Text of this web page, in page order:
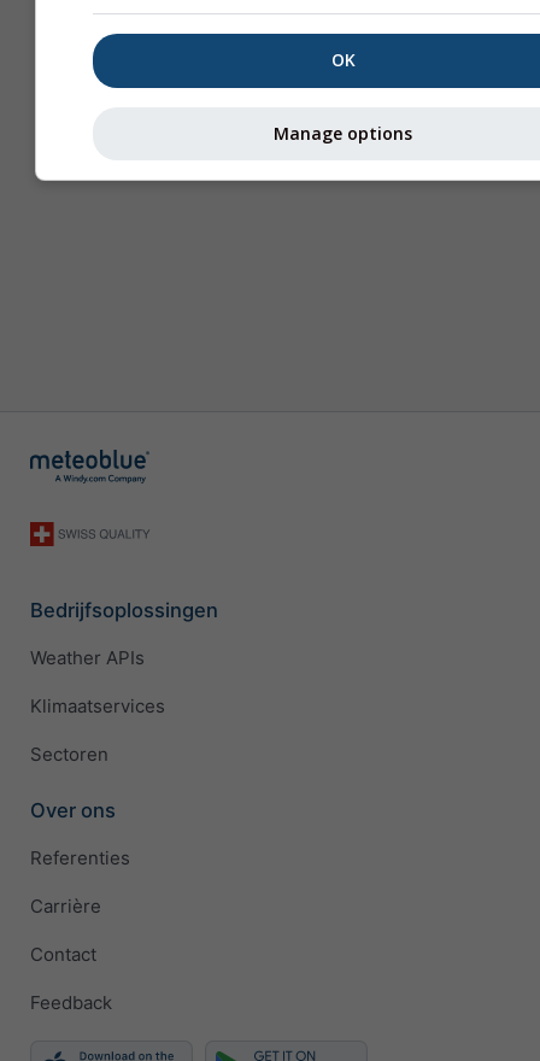
Bedrijfsoplossingen
Weather APIs
Klimaatservices
Sectoren
Over ons
Referenties
Carrière
Contact
Feedback
OK
Manage options